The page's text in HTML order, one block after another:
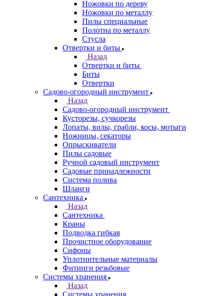
Ножовки по дереву
Ножовки по металлу
Пилы специальные
Полотна по металлу
Стусла
Отвертки и биты
Назад
Отвертки и биты
Биты
Отвертки
Садово-огородный инструмент
Назад
Садово-огородный инструмент
Кусторезы, сучкорезы
Лопаты, вилы, грабли, косы, мотыги
Ножницы, секаторы
Опрыскиватели
Пилы садовые
Ручной садовый инструмент
Садовые принадлежности
Система полива
Шланги
Сантехника
Назад
Сантехника
Краны
Подводка гибкая
Прочистное оборудование
Сифоны
Уплотнительные материалы
Фитинги резьбовые
Системы хранения
Назад
Системы хранения